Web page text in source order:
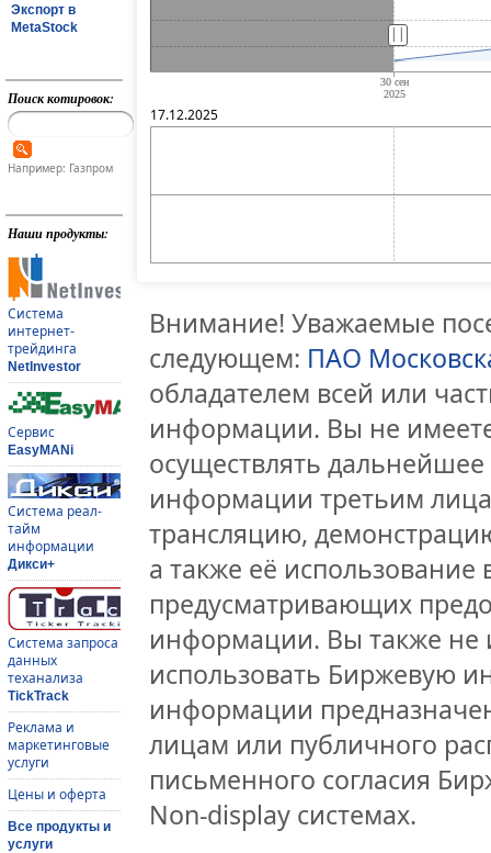
Экспорт в
MetaStock
Поиск котировок:
Например: Газпром
Наши продукты:
Система
интернет-
трейдинга
NetInvestor
Сервис
EasyMANi
Система реал-
тайм
информации
Дикси+
Система запроса
данных
теханализа
TickTrack
Реклама и
маркетинговые
услуги
Цены и оферта
Все продукты и
услуги
||
17.12.2025
Внимание! Уважаемые
следующем: ПАО
обладателем всей или
информации. Вы не
осуществлять
информации третьим
трансляцию,
а также её
предусматривающих
информации. Вы также не
использовать Биржевую
информации
лицам или публичного
письменного согласия
Non-display системах.